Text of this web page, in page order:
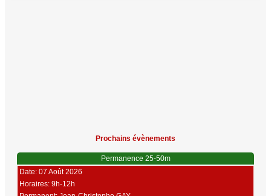
Prochains évènements
Permanence 25-50m
Date: 07 Août 2026
Horaires: 9h-12h